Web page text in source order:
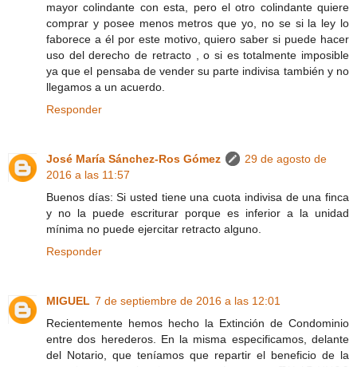
mayor colindante con esta, pero el otro colindante quiere
comprar y posee menos metros que yo, no se si la ley lo
faborece a él por este motivo, quiero saber si puede hacer
uso del derecho de retracto , o si es totalmente imposible
ya que el pensaba de vender su parte indivisa también y no
llegamos a un acuerdo.
Responder
José María Sánchez-Ros Gómez
29 de agosto de
2016 a las 11:57
Buenos días: Si usted tiene una cuota indivisa de una finca
y no la puede escriturar porque es inferior a la unidad
mínima no puede ejercitar retracto alguno.
Responder
MIGUEL 7 de septiembre de 2016 a las 12:01
Recientemente hemos hecho la Extinción de Condominio
entre dos herederos. En la misma especificamos, delante
del Notario, que teníamos que repartir el beneficio de la